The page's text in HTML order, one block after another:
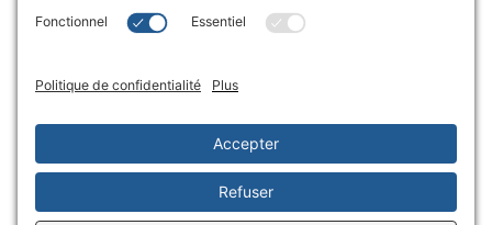
Site Web par Blue Flamingo -
Conception Web Toronto